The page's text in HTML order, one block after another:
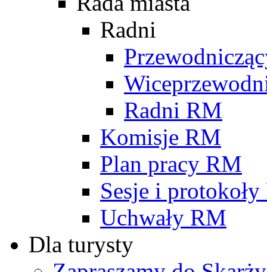
Radni
Radni RM
Komisje RM
Plan pracy RM
Sesje i
Uchwały RM
Dla turysty